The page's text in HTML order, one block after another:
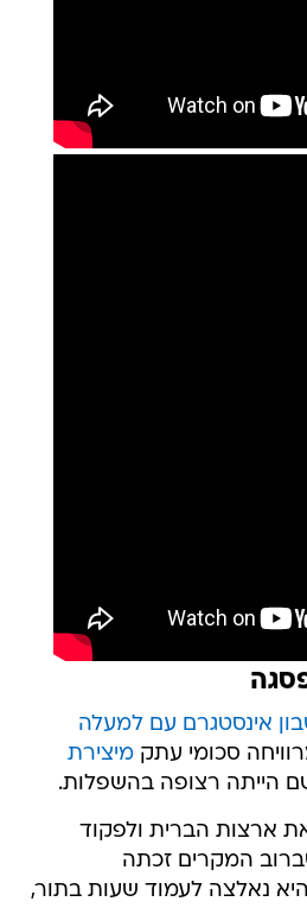
אינסטגרם עם למעלה
סכומי עתקמיצירת
הייתה רצופה בהשפלות.
ארצות הברית ולפקוד
המקרים זכתה
נאלצה לעמוד שעות בתור,